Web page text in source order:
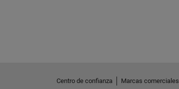
Centro de confianza Marcas comerciales